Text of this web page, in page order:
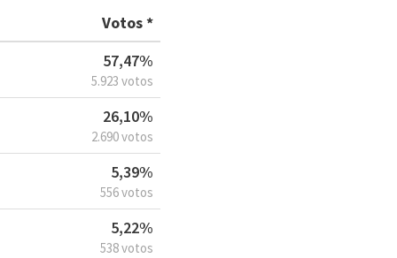
Votos *
57,47%
5.923 votos
26,10%
2.690 votos
5,39%
556 votos
5,22%
538 votos